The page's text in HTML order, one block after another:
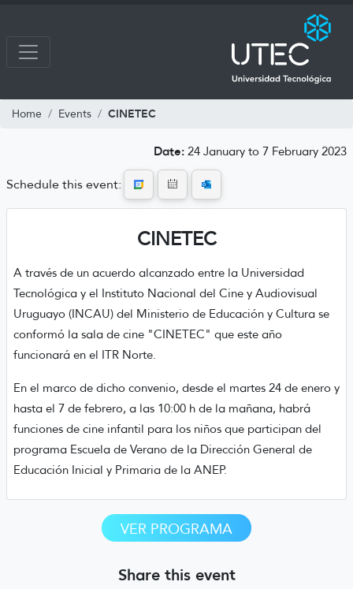
Home Events CINETEC
Date: 24 January to 7 February 2023
Schedule this event:
CINETEC
A través de un acuerdo alcanzado entre la Universidad
Tecnológica y el Instituto Nacional del Cine y Audiovisual
Uruguayo (INCAU) del Ministerio de Educación y Cultura se
conformó la sala de cine "CINETEC" que este año
funcionará en el ITR Norte.
En el marco de dicho convenio, desde el martes 24 de enero y
hasta el 7 de febrero, a las 10:00 h de la mañana, habrá
funciones de cine infantil para los niños que participan del
programa Escuela de Verano de la Dirección General de
Educación Inicial y Primaria de la ANEP.
VER PROGRAMA
Share this event